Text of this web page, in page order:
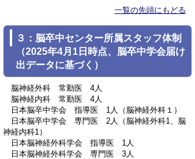
一覧の先頭にもどる
３：脳卒中センター所属スタッフ体制
（2025年4月1日時点、脳卒中学会届け
出データに基づく）
脳神経外科 常勤医 4人
脳神経内科 常勤医 4人
日本脳卒中学会 指導医 1人（脳神経外科１）
日本脳卒中学会 専門医 2人（脳神経外科1、脳
神経内科1）
日本脳神経外科学会 指導医 1人
日本脳神経外科学会 専門医 3人